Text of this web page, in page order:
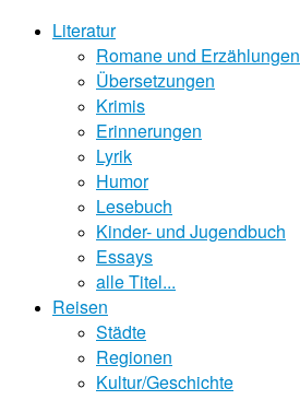
Literatur
Romane und Erzählungen
Übersetzungen
Krimis
Erinnerungen
Lyrik
Humor
Lesebuch
Kinder- und Jugendbuch
Essays
alle Titel...
Reisen
Städte
Regionen
Kultur/Geschichte